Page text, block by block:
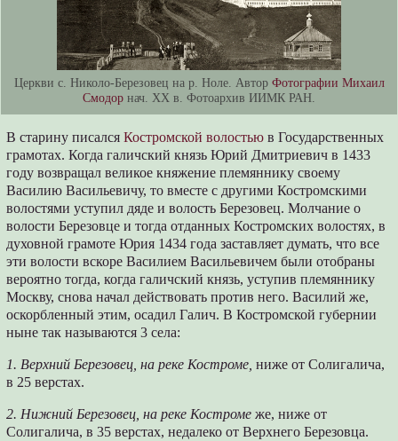
Церкви с. Николо-Березовец на р. Ноле. Автор Фотографии Михаил
Смодор нач. XX в. Фотоархив ИИМК РАН.
В старину писалсяКостромской волостью в Государственных
грамотах. Когда галичский князь Юрий Дмитриевич в 1433
году возвращал великое княжение племяннику своему
Василию Васильевичу, то вместе с другими Костромскими
волостями уступил дяде и волость Березовец. Молчание о
волости Березовце и тогда отданных Костромских волостях, в
духовной грамоте Юрия 1434 года заставляет думать, что все
эти волости вскоре Василием Васильевичем были отобраны
вероятно тогда, когда галичский князь, уступив племяннику
Москву, снова начал действовать против него. Василий же,
оскорбленный этим, осадил Галич. В Костромской губернии
ныне так называются 3 села:
1. Верхний Березовец, на реке Костроме, ниже от Солигалича,
в 25 верстах.
2. Нижний Березовец, на реке Костроме же, ниже от
Солигалича, в 35 верстах, недалеко от Верхнего Березовца.